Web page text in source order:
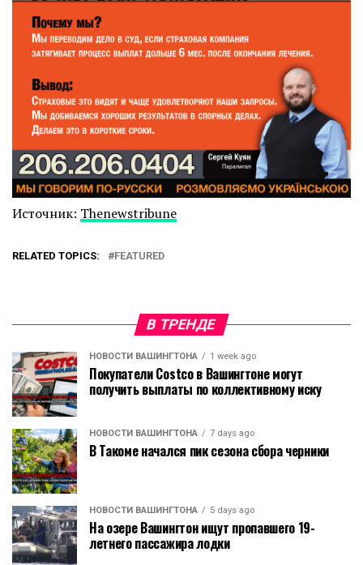
Источник: Thenewstribune
RELATED TOPICS: FEATURED
В ТРЕНДЕ
НОВОСТИ ВАШИНГТОНА 1 week ago
Покупатели Costco в Вашингтоне могут
получить выплаты по коллективному иску
НОВОСТИ ВАШИНГТОНА 7 days ago
В Такоме начался пик сезона сбора черники
НОВОСТИ ВАШИНГТОНА 5 days ago
На озере Вашингтон ищут пропавшего 19-
летнего пассажира лодки